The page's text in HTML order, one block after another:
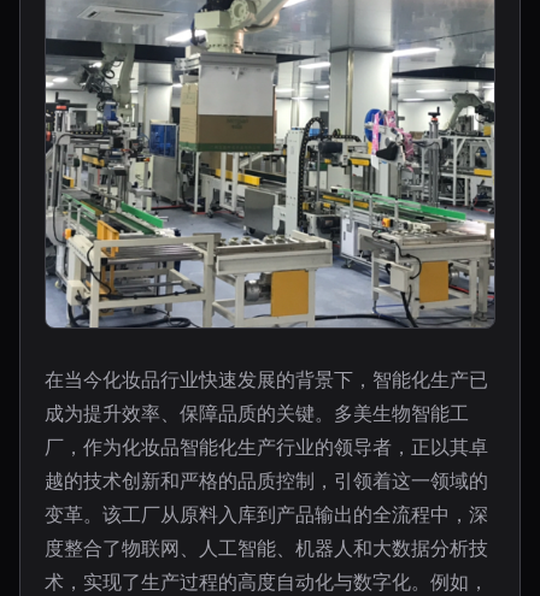
在当今化妆品行业快速发展的背景下，智能化生产已
成为提升效率、保障品质的关键。多美生物智能工
厂，作为化妆品智能化生产行业的领导者，正以其卓
越的技术创新和严格的品质控制，引领着这一领域的
变革。该工厂从原料入库到产品输出的全流程中，深
度整合了物联网、人工智能、机器人和大数据分析技
术，实现了生产过程的高度自动化与数字化。例如，